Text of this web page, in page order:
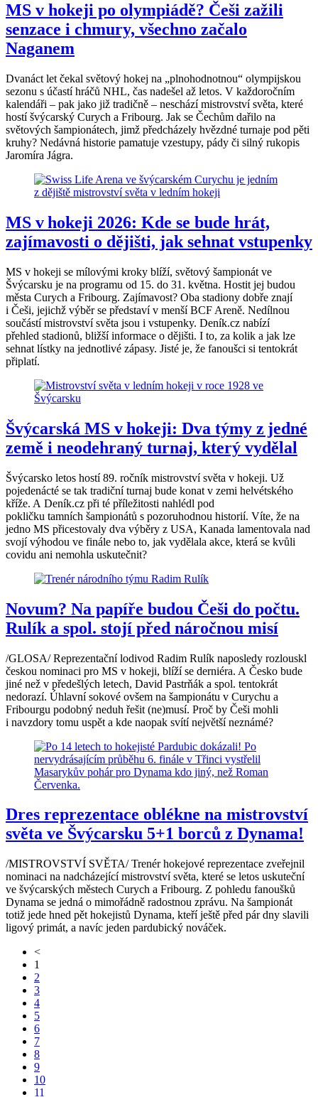
MS v hokeji po olympiádě? Češi zažili
senzace i chmury, všechno začalo
Naganem
Dvanáct let čekal světový hokej na „plnohodnotnou“ olympijskou
sezonu s účastí hráčů NHL, čas nadešel až letos. V každoročním
kalendáři – pak jako již tradičně – neschází mistrovství světa, které
hostí švýcarský Curych a Fribourg. Jak se Čechům dařilo na
světových šampionátech, jimž předcházely hvězdné turnaje pod pěti
kruhy? Nedávná historie pamatuje vzestupy, pády či silný rukopis
Jaromíra Jágra.
MS v hokeji 2026: Kde se bude hrát,
zajímavosti o dějišti, jak sehnat vstupenky
MS v hokeji se mílovými kroky blíží, světový šampionát ve
Švýcarsku je na programu od 15. do 31. května. Hostit jej budou
města Curych a Fribourg. Zajímavost? Oba stadiony dobře znají
i Češi, jejichž výběr se představí v menší BCF Areně. Nedílnou
součástí mistrovství světa jsou i vstupenky. Deník.cz nabízí
přehled stadionů, bližší informace o dějišti. I to, za kolik a jak lze
sehnat lístky na jednotlivé zápasy. Jisté je, že fanoušci si tentokrát
připlatí.
Švýcarská MS v hokeji: Dva týmy z jedné
země i neodehraný turnaj, který vydělal
Švýcarsko letos hostí 89. ročník mistrovství světa v hokeji. Už
pojedenácté se tak tradiční turnaj bude konat v zemi helvétského
kříže. A Deník.cz při té příležitosti nahlédl pod
pokličku tamních šampionátů s pozoruhodnou historií. Víte, že na
jedno MS přicestovaly dva výběry z USA, Kanada lamentovala nad
svojí výhodou ve finále nebo to, jak vydělala akce, která se kvůli
covidu ani nemohla uskutečnit?
Novum? Na papíře budou Češi do počtu.
Rulík a spol. stojí před náročnou misí
/GLOSA/ Reprezentační lodivod Radim Rulík naposledy rozlouskl
českou nominaci pro MS v hokeji, blíží se derniéra. A Česko bude
jiné než v předešlých letech, David Pastrňák a spol. tentokrát
nedorazí. Úhlavní sokové ovšem na šampionátu v Curychu a
Fribourgu podobný neduh řešit (ne)musí. Proč by Češi mohli
i navzdory tomu uspět a kde naopak svítí největší neznámé?
Dres reprezentace oblékne na mistrovství
světa ve Švýcarsku 5+1 borců z Dynama!
/MISTROVSTVÍ SVĚTA/ Trenér hokejové reprezentace zveřejnil
nominaci na nadcházející mistrovství světa, které se letos uskuteční
ve švýcarských městech Curych a Fribourg. Z pohledu fanoušků
Dynama se jedná o mimořádně radostnou zprávu. Na šampionát
totiž jede hned pět hokejistů Dynama, kteří ještě před pár dny slavili
ligový primát, a navíc jeden pardubický nováček.
<
1
2
3
4
5
6
7
8
9
10
11